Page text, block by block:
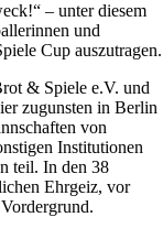
– unter diesem
und
Cup auszutragen.
& Spiele e.V. und
zugunsten in Berlin
von
Institutionen
teil. In den 38
Ehrgeiz, vor